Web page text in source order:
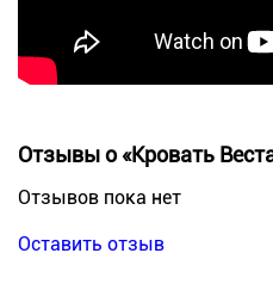
Отзывы о «Кровать
Отзывов пока нет
Оставить отзыв